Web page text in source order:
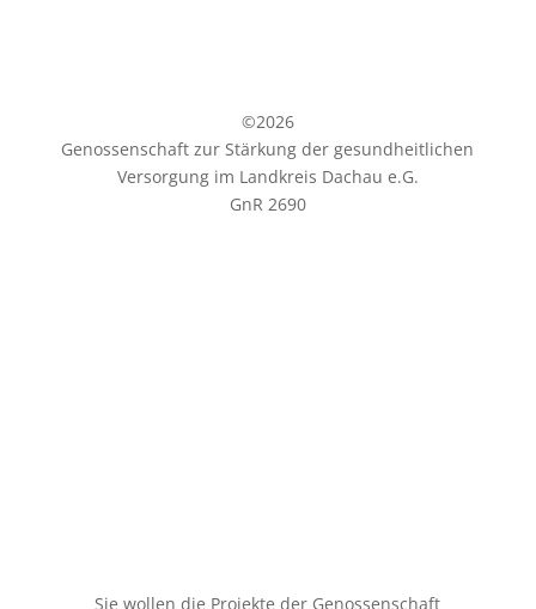
©2026
Genossenschaft zur Stärkung der gesundheitlichen
Versorgung im Landkreis Dachau e.G.
GnR 2690
Sie wollen die Projekte der Genossenschaft